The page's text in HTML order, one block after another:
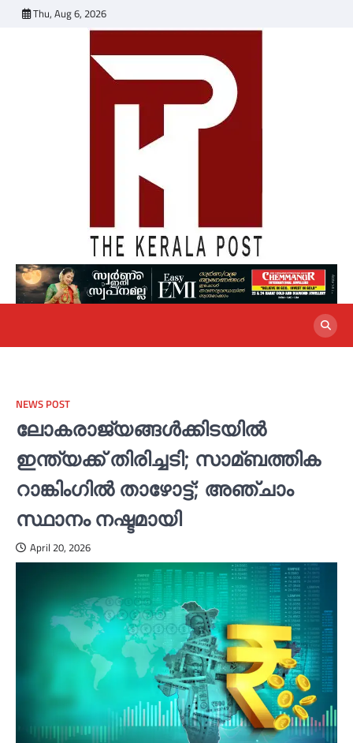
Thu, Aug 6, 2026
NEWS POST
ലോകരാജ്യങ്ങള്‍ക്കിടയില്‍
ഇന്ത്യക്ക് തിരിച്ചടി; സാമ്ബത്തിക
റാങ്കിംഗില്‍ താഴോട്ട്; അഞ്ചാം
സ്ഥാനം നഷ്ടമായി
April 20, 2026